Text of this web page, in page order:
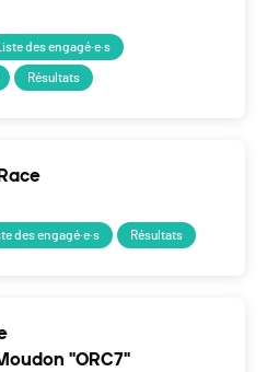
Liste des engagé·e·s
Résultats
des engagé·e·s Résultats
"ORC7"